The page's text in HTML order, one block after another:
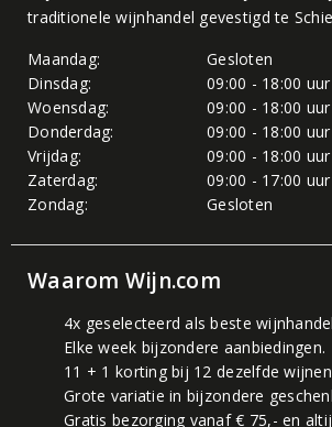
traditionele wijnhandel gevestigd te
Maandag:
Gesloten
Dinsdag:
09:00 - 18:00 uur
Woensdag:
09:00 - 18:00 uur
Donderdag:
09:00 - 18:00 uur
Vrijdag:
09:00 - 18:00 uur
Zaterdag:
09:00 - 17:00 uur
Zondag:
Gesloten
Waarom Wijn.com
4x geselecteerd als beste
Elke week bijzondere aanbiedingen.
11 + 1 korting bij 12 dezelfde
Grote variatie in bijzondere
Gratis bezorging vanaf € 75,- en